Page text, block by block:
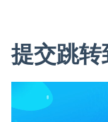
提交跳